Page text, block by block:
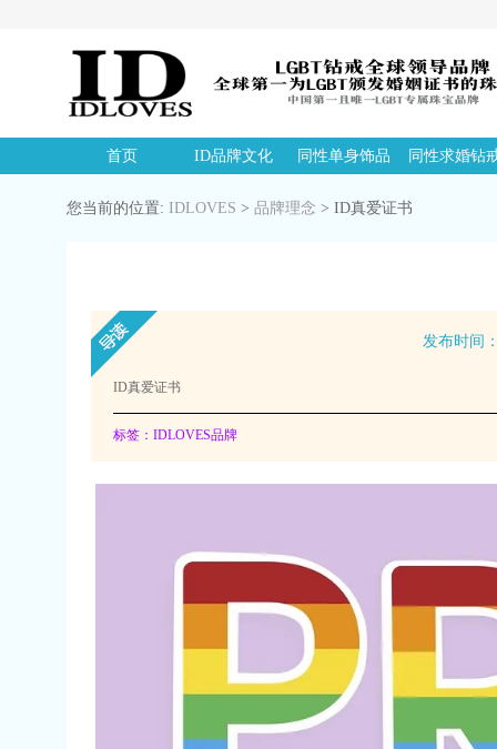
首页 ID品牌文化 同性单身饰品 同性求婚钻
您当前的位置: IDLOVES > 品牌理念 > ID真爱证书
发布时间
ID真爱证书
标签：IDLOVES品牌